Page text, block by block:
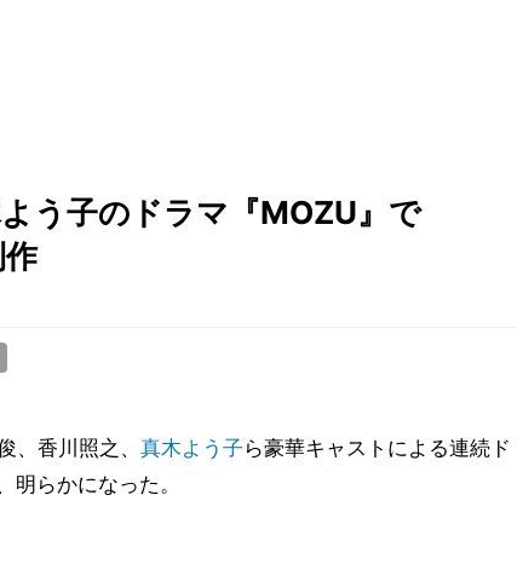
う子のドラマ『MOZU』で
、香川照之、 真木よう子 ら豪華キャストによる連続ド
らかになった。